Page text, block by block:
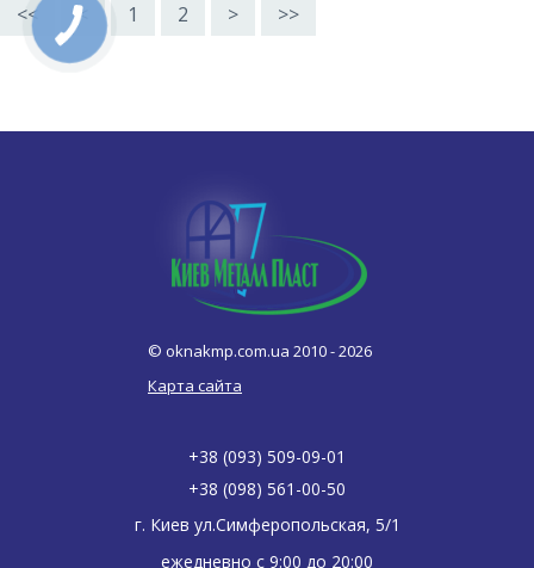
<< < 1 2 > >>
© oknakmp.com.ua 2010 - 2026
Карта сайта
+38 (093) 509-09-01
+38 (098) 561-00-50
г. Киев ул.Симферопольская, 5/1
ежедневно с 9:00 до 20:00